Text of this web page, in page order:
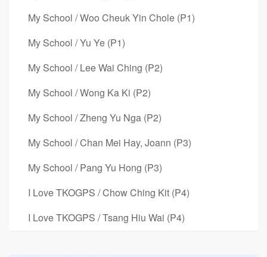
My School / Woo Cheuk Yin Chole (P1)
My School / Yu Ye (P1)
My School / Lee Wai Ching (P2)
My School / Wong Ka Ki (P2)
My School / Zheng Yu Nga (P2)
My School / Chan Mei Hay, Joann (P3)
My School / Pang Yu Hong (P3)
I Love TKOGPS / Chow Ching Kit (P4)
I Love TKOGPS / Tsang Hiu Wai (P4)